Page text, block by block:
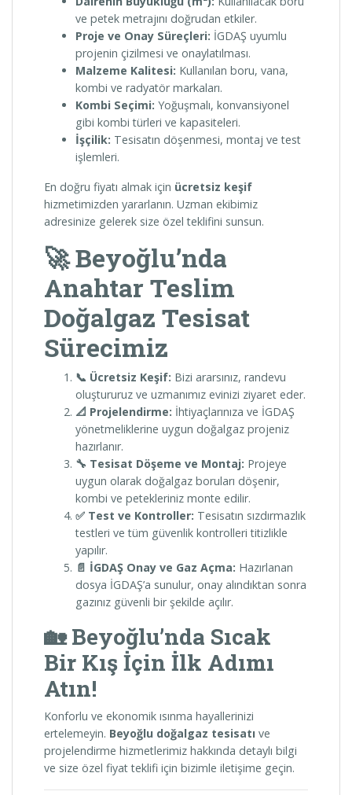
ve petek metrajını doğrudan etkiler.
Proje ve Onay Süreçleri: İGDAŞ uyumlu
projenin çizilmesi ve onaylatılması.
Malzeme Kalitesi: Kullanılan boru, vana,
kombi ve radyatör markaları.
Kombi Seçimi: Yoğuşmalı, konvansiyonel
gibi kombi türleri ve kapasiteleri.
İşçilik: Tesisatın döşenmesi, montaj ve test
işlemleri.
En doğru fiyatı almak için ücretsiz keşif
hizmetimizden yararlanın. Uzman ekibimiz
adresinize gelerek size özel teklifini sunsun.
🚀 Beyoğlu’nda
Anahtar Teslim
Doğalgaz Tesisat
Sürecimiz
📞 Ücretsiz Keşif: Bizi ararsınız, randevu
oluştururuz ve uzmanımız evinizi ziyaret eder.
📐 Projelendirme: İhtiyaçlarınıza ve İGDAŞ
yönetmeliklerine uygun doğalgaz projeniz
hazırlanır.
🔧 Tesisat Döşeme ve Montaj: Projeye
uygun olarak doğalgaz boruları döşenir,
kombi ve petekleriniz monte edilir.
✅ Test ve Kontroller: Tesisatın sızdırmazlık
testleri ve tüm güvenlik kontrolleri titizlikle
yapılır.
📄 İGDAŞ Onay ve Gaz Açma: Hazırlanan
dosya İGDAŞ’a sunulur, onay alındıktan sonra
gazınız güvenli bir şekilde açılır.
🏡 Beyoğlu’nda Sıcak
Bir Kış İçin İlk Adımı
Atın!
Konforlu ve ekonomik ısınma hayallerinizi
ertelemeyin. Beyoğlu doğalgaz tesisatı ve
projelendirme hizmetlerimiz hakkında detaylı bilgi
ve size özel fiyat teklifi için bizimle iletişime geçin.